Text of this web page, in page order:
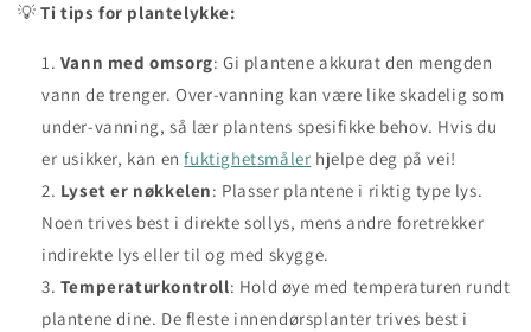
💡 Ti tips for plantelykke:
Vann med omsorg: Gi plantene akkurat den mengden
vann de trenger. Over-vanning kan være like skadelig som
under-vanning, så lær plantens spesifikke behov. Hvis du
er usikker, kan en fuktighetsmåler hjelpe deg på vei!
Lyset er nøkkelen: Plasser plantene i riktig type lys.
Noen trives best i direkte sollys, mens andre foretrekker
indirekte lys eller til og med skygge.
Temperaturkontroll: Hold øye med temperaturen rundt
plantene dine. De fleste innendørsplanter trives best i